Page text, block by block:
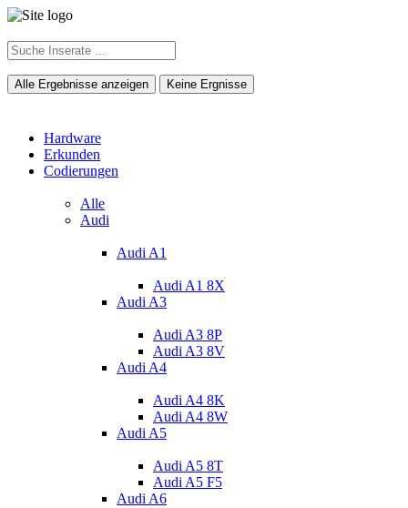
Alle Ergebnisse anzeigen Keine Ergnisse
Hardware
Erkunden
Codierungen
Alle
Audi
Audi A1
Audi A1 8X
Audi A3
Audi A3 8P
Audi A3 8V
Audi A4
Audi A4 8K
Audi A4 8W
Audi A5
Audi A5 8T
Audi A5 F5
Audi A6